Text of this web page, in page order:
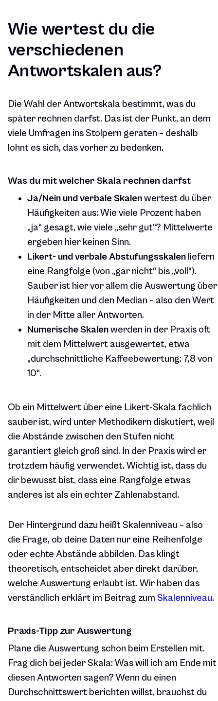
Wie wertest du die
verschiedenen
Antwortskalen aus?
Die Wahl der Antwortskala bestimmt, was du
später rechnen darfst. Das ist der Punkt, an dem
viele Umfragen ins Stolpern geraten – deshalb
lohnt es sich, das vorher zu bedenken.
Was du mit welcher Skala rechnen darfst
Ja/Nein und verbale Skalenwertest du über
Häufigkeiten aus: Wie viele Prozent haben
„ja“ gesagt, wie viele „sehr gut“? Mittelwerte
ergeben hier keinen Sinn.
Likert- und verbale Abstufungsskalen liefern
eine Rangfolge (von „gar nicht“ bis „voll“).
Sauber ist hier vor allem die Auswertung über
Häufigkeiten und den Median – also den Wert
in der Mitte aller Antworten.
Numerische Skalenwerden in der Praxis oft
mit dem Mittelwert ausgewertet, etwa
„durchschnittliche Kaffeebewertung: 7,8 von
10“.
Ob ein Mittelwert über eine Likert-Skala fachlich
sauber ist, wird unter Methodikern diskutiert, weil
die Abstände zwischen den Stufen nicht
garantiert gleich groß sind. In der Praxis wird er
trotzdem häufig verwendet. Wichtig ist, dass du
dir bewusst bist, dass eine Rangfolge etwas
anderes ist als ein echter Zahlenabstand.
Der Hintergrund dazu heißt Skalenniveau – also
die Frage, ob deine Daten nur eine Reihenfolge
oder echte Abstände abbilden. Das klingt
theoretisch, entscheidet aber direkt darüber,
welche Auswertung erlaubt ist. Wir haben das
verständlich erklärt im Beitrag zum Skalenniveau.
Praxis-Tipp zur Auswertung
Plane die Auswertung schon beim Erstellen mit.
Frag dich bei jeder Skala: Was will ich am Ende mit
diesen Antworten sagen? Wenn du einen
Durchschnittswert berichten willst, brauchst du